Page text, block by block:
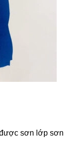
sơn lớp sơn